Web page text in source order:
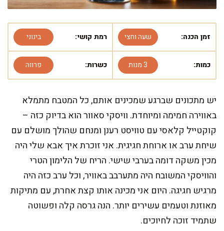
זמן הכנה: שעה וחצי רמת קושי: בינוני
כמות: 3 מנות כשרות: פרווה
יש מתכונים שברגע שמכינים אותם, כל המטבח מתמלא
באווירה חמימה ומיוחדת. וויסקי סאוור הוא בדיוק כזה –
קוקטייל קלאסי עם טוויסט רענן ומנחם שהולך מושלם עם
שיחת ערב או ארוחת חגיגית. אני זוכרת איך אבא שלי היה
מכין משקה דומה בערבי שישי. הריח של הלימון הטרי
והוויסקי המשובח היה מתערבב באוויר, וכל ערב כזה היה
מרגיש חגיגה. היום אני מכינה אותו קצת אחרת, עם מתיקות
מאוזנת וטעמים עשירים יותר. הנה גרסה קלה ופשוטה
שתמיד זוכה לחיוכים.